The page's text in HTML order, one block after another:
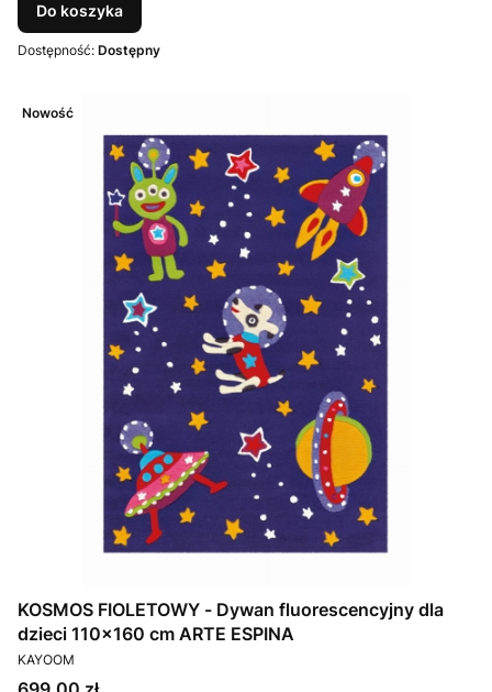
Do koszyka
Dostępność: Dostępny
Nowość
KOSMOS FIOLETOWY - Dywan fluorescencyjny dla
dzieci 110x160 cm ARTE ESPINA
PRODUCENT
KAYOOM